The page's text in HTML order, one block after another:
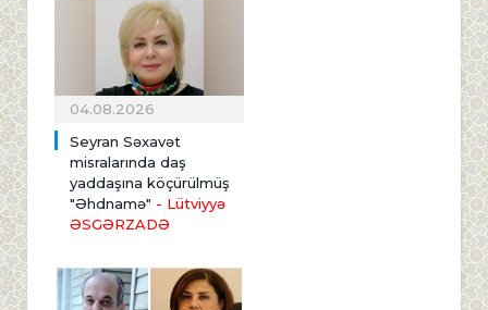
04.08.2026
Seyran Səxavət
misralarında daş
yaddaşına köçürülmüş
"Əhdnamə" - Lütviyyə
ƏSGƏRZADƏ